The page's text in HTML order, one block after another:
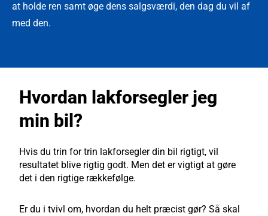
at holde ren samt øge dens salgsværdi, den dag du vil af
med den.
Hvordan lakforsegler jeg
min bil?
Hvis du trin for trin lakforsegler din bil rigtigt, vil
resultatet blive rigtig godt. Men det er vigtigt at gøre
det i den rigtige rækkefølge.
Er du i tvivl om, hvordan du helt præcist gør? Så skal